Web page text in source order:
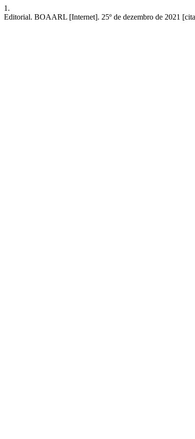
1.
Editorial. BOAARL [Internet]. 25º de dezembro de 2021